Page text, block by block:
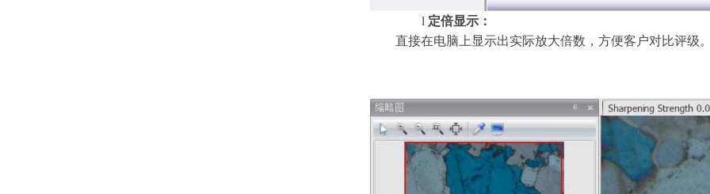
l 定倍显示：
直接在电脑上显示出实际放大倍数，方便客户对比评级